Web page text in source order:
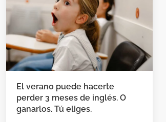
El verano puede hacerte
perder 3 meses de inglés. O
ganarlos. Tú eliges.